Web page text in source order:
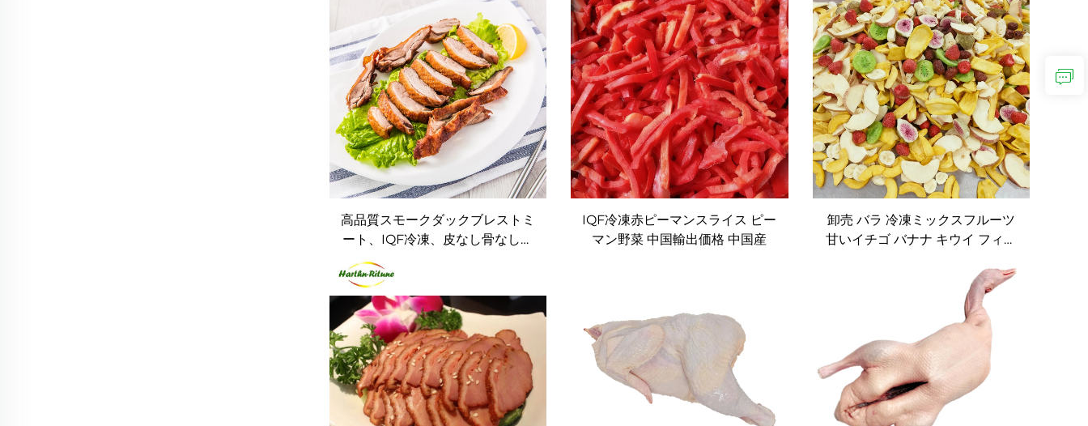
ビスに最適
高品質スモークダックブレストミ
ート、IQF冷凍、皮なし骨なし、
低脂肪低塩、ホテルケータリング
IQF冷凍赤ピーマンスライス ピー
マン野菜 中国輸出価格 中国産
卸売 バラ 冷凍ミックスフルーツ
甘いイチゴ バナナ キウイ フィグ
ツ ブルーベリー；スナックやレシ